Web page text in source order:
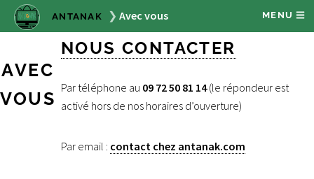
ANTANAK Avec vous MENU
AVEC
VOUS
NOUS CONTACTER
Par téléphone au 09 72 50 81 14(le répondeur est
activé hors de nos horaires d’ouverture)
Par email : contact chez antanak.com